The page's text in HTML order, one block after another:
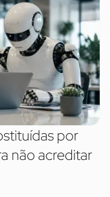
por
não acreditar